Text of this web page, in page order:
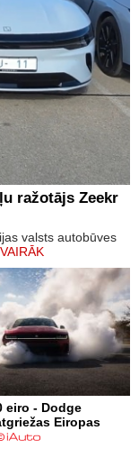
ražotājs Zeekr
valsts autobūves
eiro - Dodge
Eiropas